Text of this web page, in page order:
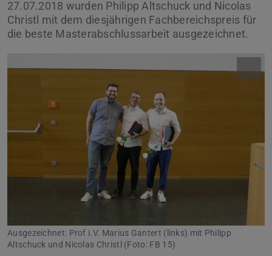
27.07.2018 wurden Philipp Altschuck und Nicolas
Christl mit dem diesjährigen Fachbereichspreis für
die beste Masterabschlussarbeit ausgezeichnet.
Ausgezeichnet: Prof i.V. Marius Gantert (links) mit Philipp
Altschuck und Nicolas Christl (Foto: FB 15)